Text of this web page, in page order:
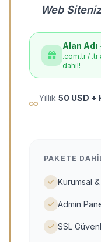
Web
Alan
.com.tr / .tr
dahil!
Yıllık 50 USD +
PAKETE
Kurumsal
Admin
SSL